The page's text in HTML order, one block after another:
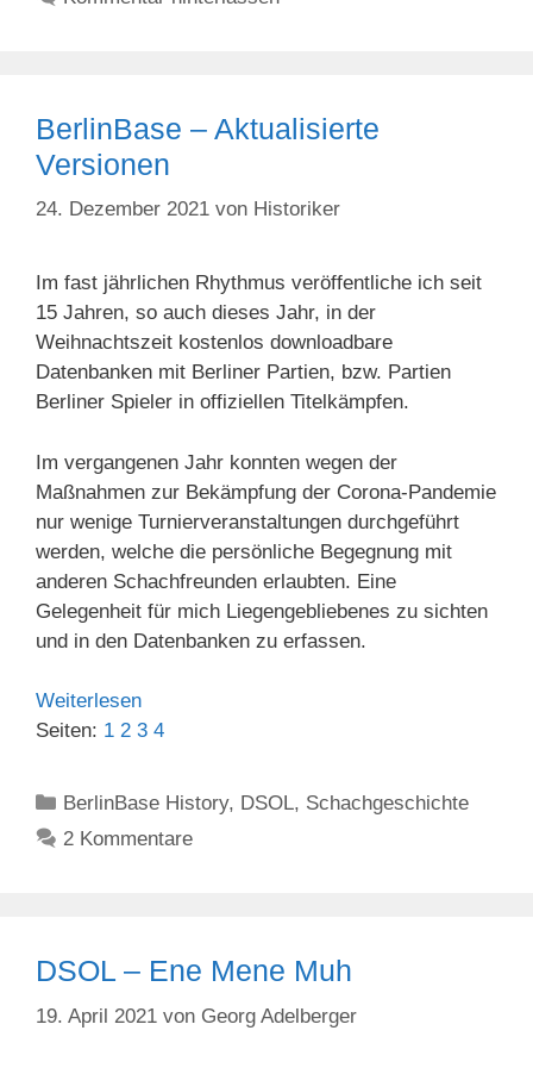
BerlinBase – Aktualisierte
Versionen
24. Dezember 2021 von Historiker
Im fast jährlichen Rhythmus veröffentliche ich seit
15 Jahren, so auch dieses Jahr, in der
Weihnachtszeit kostenlos downloadbare
Datenbanken mit Berliner Partien, bzw. Partien
Berliner Spieler in offiziellen Titelkämpfen.
Im vergangenen Jahr konnten wegen der
Maßnahmen zur Bekämpfung der Corona-Pandemie
nur wenige Turnierveranstaltungen durchgeführt
werden, welche die persönliche Begegnung mit
anderen Schachfreunden erlaubten. Eine
Gelegenheit für mich Liegengebliebenes zu sichten
und in den Datenbanken zu erfassen.
Weiterlesen
Seiten: 1 2 3 4
Kategorien
BerlinBase History, DSOL, Schachgeschichte
2 Kommentare
DSOL – Ene Mene Muh
19. April 2021 von Georg Adelberger